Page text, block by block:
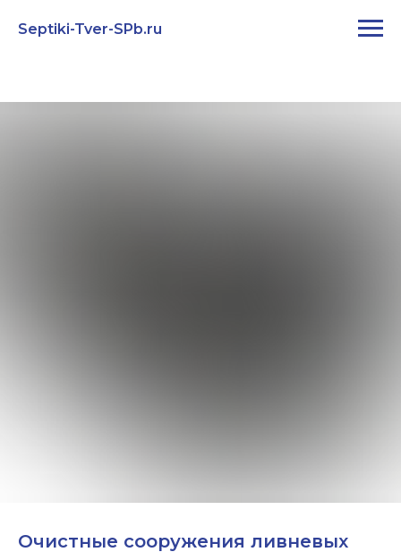
Septiki-Tver-SPb.ru
Очистные сооружения ливневых